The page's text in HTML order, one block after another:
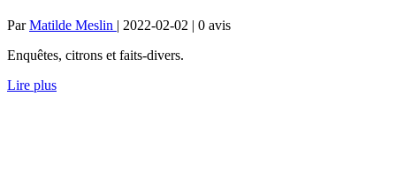
ParMatilde Meslin | 2022-02-02 | 0 avis
Enquêtes, citrons et faits-divers.
Lire plus